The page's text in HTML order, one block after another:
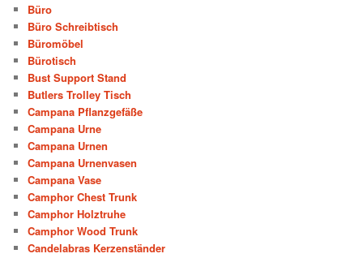
Büro
Büro Schreibtisch
Büromöbel
Bürotisch
Bust Support Stand
Butlers Trolley Tisch
Campana Pflanzgefäße
Campana Urne
Campana Urnen
Campana Urnenvasen
Campana Vase
Camphor Chest Trunk
Camphor Holztruhe
Camphor Wood Trunk
Candelabras Kerzenständer